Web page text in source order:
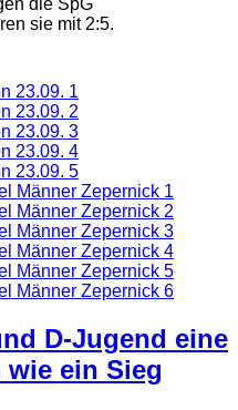
sie mit 2:5.
23.09. 1
23.09. 2
23.09. 3
23.09. 4
23.09. 5
Männer Zepernick 1
Männer Zepernick 2
Männer Zepernick 3
Männer Zepernick 4
Männer Zepernick 5
Männer Zepernick 6
D-Jugend eine
ein Sieg